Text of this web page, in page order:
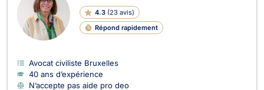
4.3 (23 avis)
Répond rapidement
Avocat civiliste Bruxelles
40 ans d’expérience
N’accepte pas aide pro deo